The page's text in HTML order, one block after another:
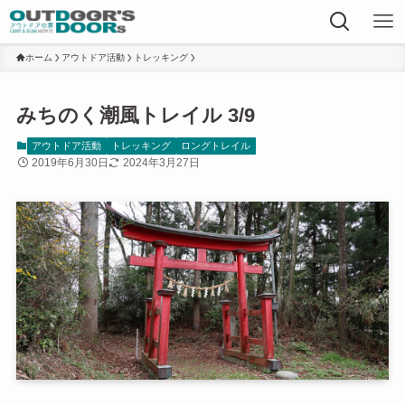
ホーム アウトドア活動 トレッキング
みちのく潮風トレイル 3/9
アウトドア活動 トレッキング ロングトレイル
2019年6月30日 2024年3月27日